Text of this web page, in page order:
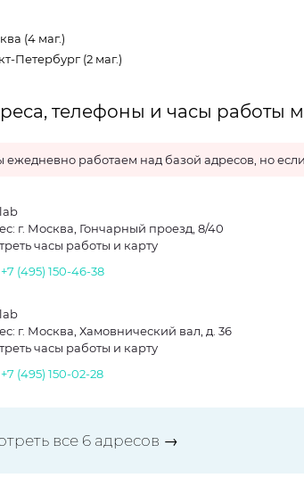
(4 маг.)
Петербург (2 маг.)
телефоны и часы работы
ежедневно работаем над базой адресов, но
г. Москва, Гончарный проезд, 8/40
часы работы и карту
+7 (495) 150-46-38
г. Москва, Хамовнический вал, д. 36
часы работы и карту
+7 (495) 150-02-28
все 6 адресов →